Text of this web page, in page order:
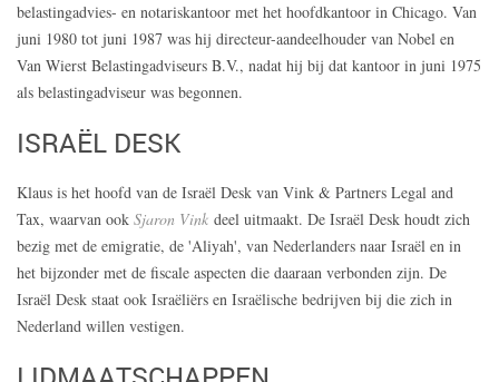
belastingadvies- en notariskantoor met het hoofdkantoor in Chicago. Van
juni 1980 tot juni 1987 was hij directeur-aandeelhouder van Nobel en
Van Wierst Belastingadviseurs B.V., nadat hij bij dat kantoor in juni 1975
als belastingadviseur was begonnen.
ISRAËL DESK
Klaus is het hoofd van de Israël Desk van Vink & Partners Legal and
Tax, waarvan ook Sjaron Vink deel uitmaakt. De Israël Desk houdt zich
bezig met de emigratie, de 'Aliyah', van Nederlanders naar Israël en in
het bijzonder met de fiscale aspecten die daaraan verbonden zijn. De
Israël Desk staat ook Israëliërs en Israëlische bedrijven bij die zich in
Nederland willen vestigen.